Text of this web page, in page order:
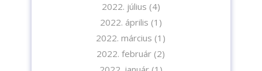
2022. július (4)
2022. április (1)
2022. március (1)
2022. február (2)